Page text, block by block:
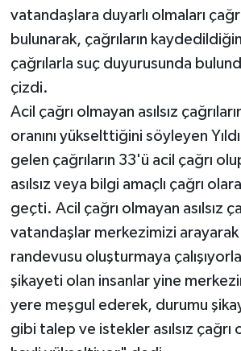
vatandaşlara duyarlı olmaları
bulunarak, çağrıların
çağrılarla suç duyurusunda
çizdi.
Acil çağrı olmayan asılsız
oranını yükselttiğini söyleyen
gelen çağrıların 33'ü acil çağrı
asılsız veya bilgi amaçlı çağrı
geçti. Acil çağrı olmayan asılsız
vatandaşlar merkezimizi
randevusu oluşturmaya
şikayeti olan insanlar yine
yere meşgul ederek, durumu
gibi talep ve istekler asılsız çağrı